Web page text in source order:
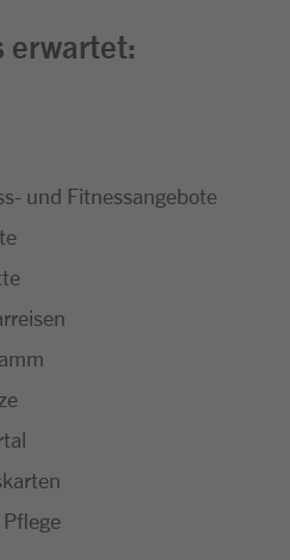
erwartet:
und Fitnessangebote